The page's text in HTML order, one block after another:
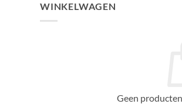
WINKELWAGEN
Geen